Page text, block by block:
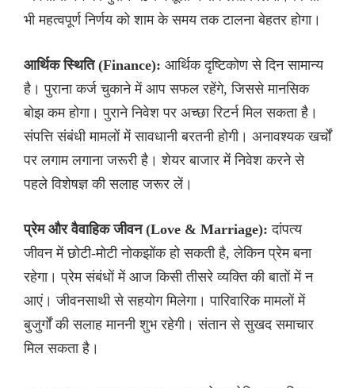
भी महत्वपूर्ण निर्णय को शाम के समय तक टालना बेहतर होगा।
आर्थिक स्थिति (Finance): आर्थिक दृष्टिकोण से दिन सामान्य
है। पुराना कर्ज चुकाने में आप सफल रहेंगे, जिससे मानसिक
बोझ कम होगा। पुराने निवेश पर अच्छा रिटर्न मिल सकता है।
संपत्ति संबंधी मामलों में सावधानी बरतनी होगी। अनावश्यक खर्चों
पर लगाम लगाना जरूरी है। शेयर बाजार में निवेश करने से
पहले विशेषज्ञ की सलाह जरूर लें।
प्रेम और वैवाहिक जीवन (Love & Marriage): दांपत्य
जीवन में छोटी-मोटी नोकझोंक हो सकती है, लेकिन प्रेम बना
रहेगा। प्रेम संबंधों में आज किसी तीसरे व्यक्ति की बातों में न
आएं। जीवनसाथी से सहयोग मिलेगा। पारिवारिक मामलों में
बुजुर्गों की सलाह माननी शुभ रहेगी। संतान से सुखद समाचार
मिल सकता है।